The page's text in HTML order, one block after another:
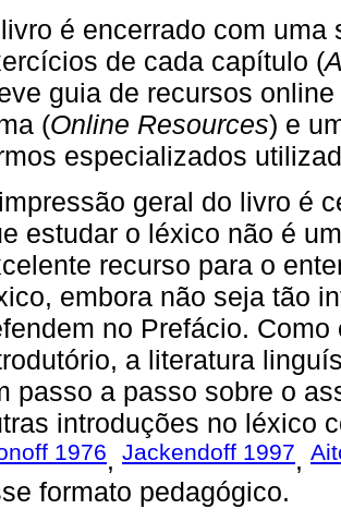
é encerrado com
de cada capítulo (
guia de recursos
(Online Resources) e
especializados
geral do livro é
estudar o léxico não é
recurso para o
embora não seja tão
no Prefácio.
a literatura
passo a passo sobre o
introduções no léxico
1976, Jackendoff 1997,
formato pedagógico.